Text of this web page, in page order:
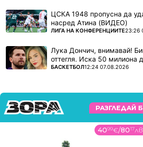
ЦСКА 1948 пропусна да
насред Атина (ВИДЕО)
ПОВЕЧЕ ОТ
ЛИГА НА КОНФЕРЕНЦИИТЕ23:26
Лука Дончич, внимавай!
оттегля. Иска 50 милиона
ПОВЕЧЕ ОТ
БАСКЕТБОЛ12:24 07.08.2026
РАЗГЛЕДАЙ
4099€/8017